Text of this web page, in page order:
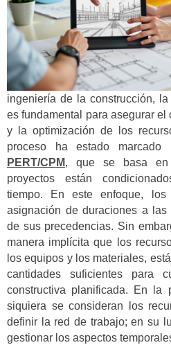
ingeniería de la construcción,
es fundamental para asegurar
y la optimización de los
proceso ha estado
PERT/CPM, que se basa
proyectos están
tiempo. En este enfoque,
asignación de duraciones a
de sus precedencias. Sin
manera implícita que los
los equipos y los materiales,
cantidades suficientes para
constructiva planificada. En la
siquiera se consideran los
definir la red de trabajo; en su
gestionar los aspectos